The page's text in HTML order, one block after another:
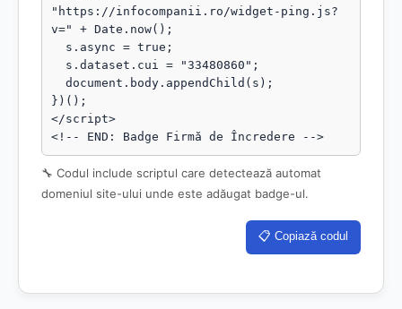
"https://infocompanii.ro/widget-ping.js?
v=" + Date.now();
})();
</script>
<!-- END: Badge Firmă de Încredere -->
🔧 Codul include scriptul care detectează automat
domeniul site-ului unde este adăugat badge-ul.
📋 Copiază codul